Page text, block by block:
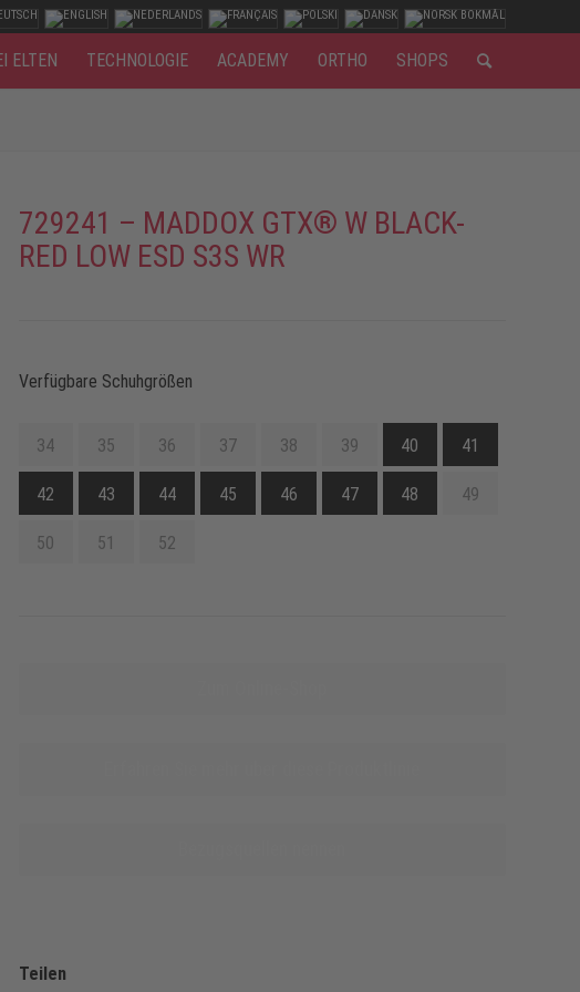
ELTEN TECHNOLOGIE ACADEMY ORTHO SHOPS
729241 – MADDOX GTX® W BLACK-
RED LOW ESD S3S WR
Verfügbare Schuhgrößen
34 35 36 37 38 39 40 41
42 43 44 45 46 47 48 49
50 51 52
Teilen